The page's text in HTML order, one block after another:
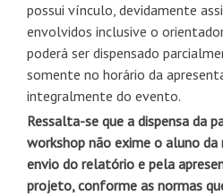
possui vínculo, devidamente
envolvidos inclusive o
poderá ser dispensado
somente no horário da
integralmente do evento.
Ressalta-se que a dispensa da
workshop não exime o aluno da
envio do relatório e pela
projeto, conforme as normas